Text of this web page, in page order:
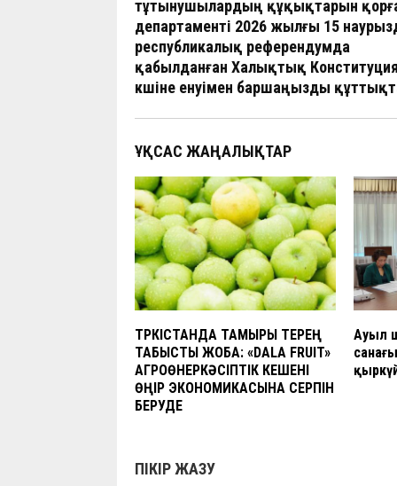
o
k
p
p
m
тұтынушылардың құқықтарын
департаменті 2026 жылғы 15
республикалық референдумда
қабылданған Халықтық
күшіне енуімен баршаңызды
ҰҚСАС ЖАҢАЛЫҚТАР
ТҮРКІСТАНДА ТАМЫРЫ ТЕРЕҢ
ТАБЫСТЫ ЖОБА: «DALA FRUIT»
АГРОӨНЕРКӘСІПТІК КЕШЕНІ
ӨҢІР ЭКОНОМИКАСЫНА СЕРПІН
БЕРУДЕ
Ауыл
ПІКІР ЖАЗУ